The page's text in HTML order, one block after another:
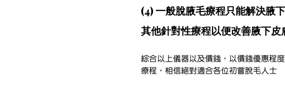
(4) 一般脫腋毛療程只能解決腋
其他針對性療程以便改善腋下皮
綜合以上儀器以及價錢，以價錢優惠程
療程，相信絕對適合各位初嘗脫毛人士